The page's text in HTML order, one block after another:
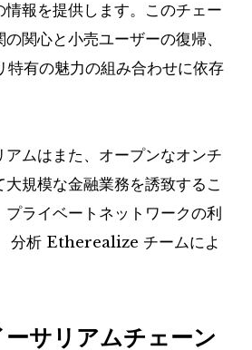
情報を提供します。このチェー
関心と小売ユーザーの復帰、
有の魅力の組み合わせに依存
アムはまた、オープンなオンチ
大規模な金融業務を誘致するこ
プライベートネットワークの利
分析 Etherealize チームによ
ーサリアムチェーン